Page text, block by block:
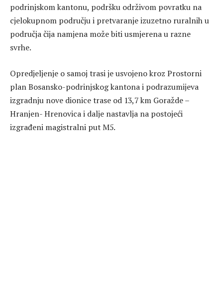
podrinjskom kantonu, podršku održivom povratku na
cjelokupnom području i pretvaranje izuzetno ruralnih u
područja čija namjena može biti usmjerena u razne
svrhe.
Opredjeljenje o samoj trasi je usvojeno kroz Prostorni
plan Bosansko-podrinjskog kantona i podrazumijeva
izgradnju nove dionice trase od 13,7 km Goražde –
Hranjen- Hrenovica i dalje nastavlja na postojeći
izgrađeni magistralni put M5.